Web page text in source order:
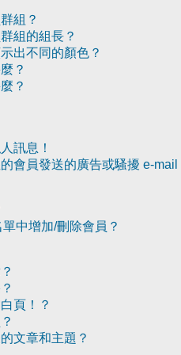
組？
組的組長？
出不同的顏色？
？
？
訊息！
會員發送的廣告或騷擾 e-mail
中增加/刪除會員？
頁！？
文章和主題？